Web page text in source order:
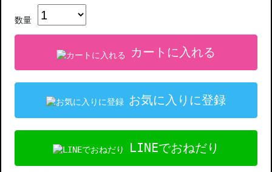
数量
カートに入れる
お気に入りに登録
LINEでおねだり